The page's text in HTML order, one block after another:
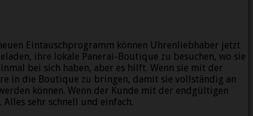
Eintauschprogramm können Uhrenliebhaber jetzt
ihre lokale Panerai-Boutique zu besuchen, wo sie
bei sich haben, aber es hilft. Wenn sie mit der
in die Boutique zu bringen, damit sie vollständig an
können. Wenn der Kunde mit der endgültigen
sehr schnell und einfach.